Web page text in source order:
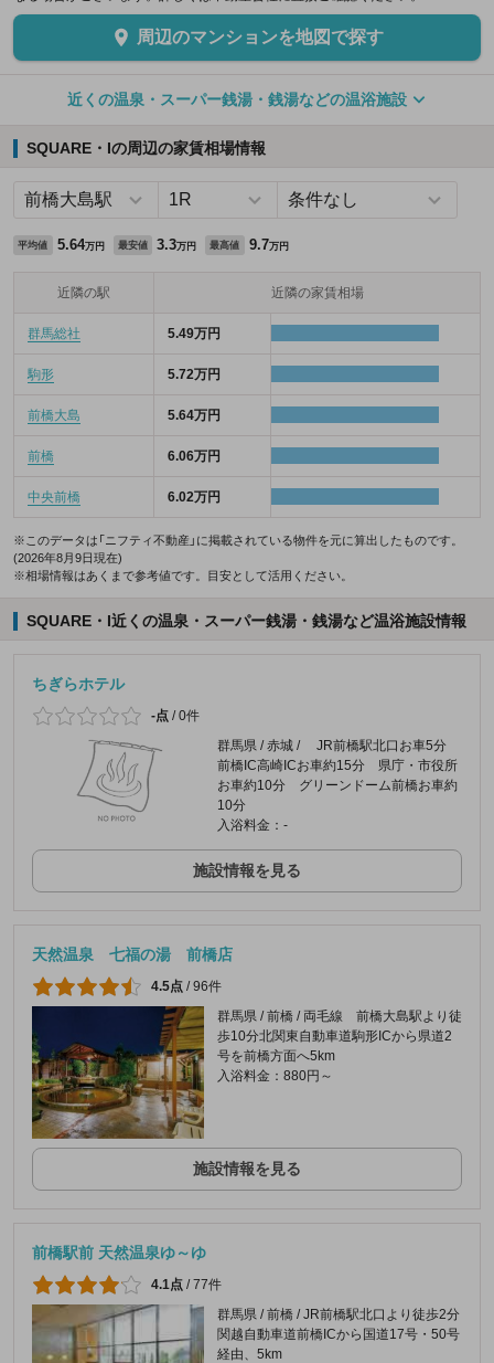
周辺のマンションを地図で探す
近くの温泉・スーパー銭湯・銭湯などの温浴施設
SQUARE・Iの周辺の家賃相場情報
平均値 5.64万円 最安値 3.3万円 最高値 9.7万円
近隣の駅 近隣の家賃相場
群馬総社 5.49万円
駒形 5.72万円
前橋大島 5.64万円
前橋 6.06万円
中央前橋 6.02万円
※このデータは「ニフティ不動産」に掲載されている物件を元に算出したものです。
(2026年8月9日現在)
※相場情報はあくまで参考値です。目安として活用ください。
SQUARE・I近くの温泉・スーパー銭湯・銭湯など温浴施設情報
ちぎらホテル
-点 /0件
群馬県 / 赤城 / JR前橋駅北口お車5分
前橋IC高崎ICお車約15分 県庁・市役所
お車約10分 グリーンドーム前橋お車約
10分
入浴料金：-
施設情報を見る
天然温泉 七福の湯 前橋店
4.5点 /96件
群馬県 / 前橋 / 両毛線 前橋大島駅より徒
歩10分北関東自動車道駒形ICから県道2
号を前橋方面へ5km
入浴料金：880円～
施設情報を見る
前橋駅前 天然温泉ゆ～ゆ
4.1点 /77件
群馬県 / 前橋 / JR前橋駅北口より徒歩2分
関越自動車道前橋ICから国道17号・50号
経由、5km